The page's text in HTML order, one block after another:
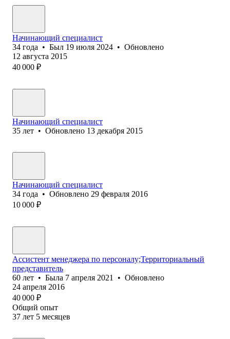
Начинающий специалист
34 года • Был 19 июля 2024 • Обновлено
12 августа 2015
40 000 ₽
Начинающий специалист
35 лет • Обновлено 13 декабря 2015
Начинающий специалист
34 года • Обновлено 29 февраля 2016
10 000 ₽
Ассистент менеджера по персоналу;Территориальный
представитель
60 лет • Была 7 апреля 2021 • Обновлено
24 апреля 2016
40 000 ₽
Общий опыт
37 лет 5 месяцев